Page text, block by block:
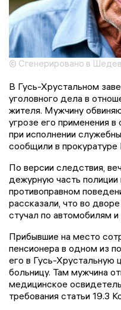
© Сгенерировано в
В Гусь-Хрустальном
уголовного дела в
жителя. Мужчину
угрозе его применения
при исполнении
сообщили в
По версии следствия,
дежурную часть
противоправном
рассказали, что во
стучал по автомобилям
Прибывшие на место
пенсионера в одном из
его в Гусь-Хрустальную
больницу. Там мужчина
медицинское
требования статьи 19.3